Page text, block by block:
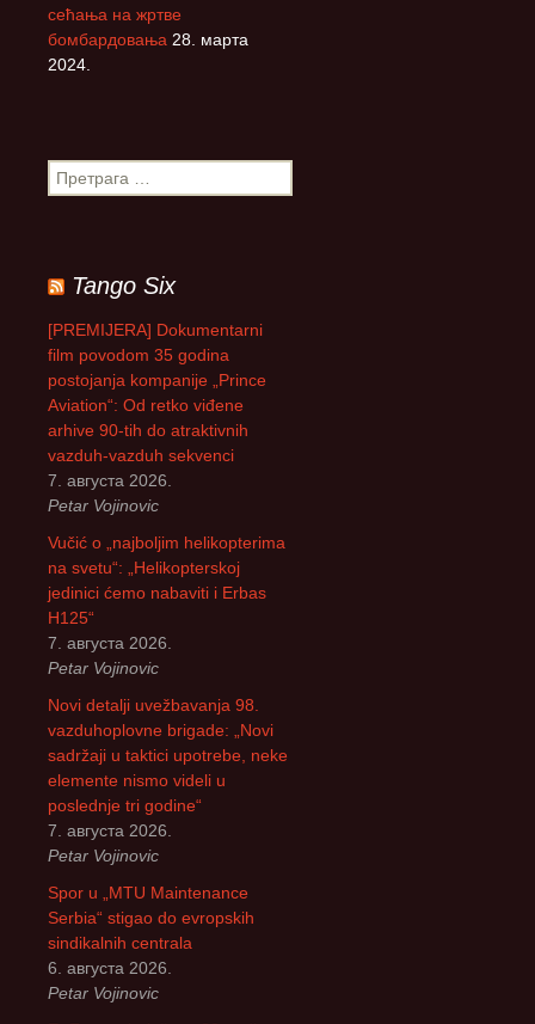
сећања на жртве
бомбардовања 28. марта
2024.
П
р
а
г
а
а
Tango Six
[PREMIJERA] Dokumentarni
film povodom 35 godina
postojanja kompanije „Prince
Aviation“: Od retko viđene
arhive 90-tih do atraktivnih
vazduh-vazduh sekvenci
7. августа 2026.
Petar Vojinovic
Vučić o „najboljim helikopterima
na svetu“: „Helikopterskoj
jedinici ćemo nabaviti i Erbas
H125“
7. августа 2026.
Petar Vojinovic
Novi detalji uvežbavanja 98.
vazduhoplovne brigade: „Novi
sadržaji u taktici upotrebe, neke
elemente nismo videli u
poslednje tri godine“
7. августа 2026.
Petar Vojinovic
Spor u „MTU Maintenance
Serbia“ stigao do evropskih
sindikalnih centrala
6. августа 2026.
Petar Vojinovic